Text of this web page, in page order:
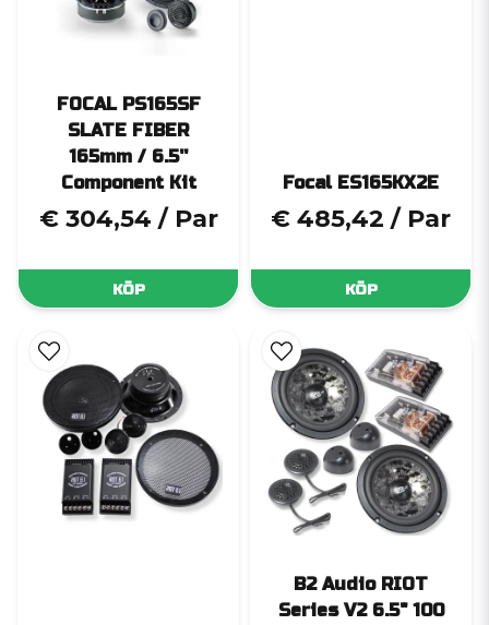
FOCAL PS165SF
SLATE FIBER
165mm / 6.5''
Component Kit
€ 304,54 / Par
KÖP
Focal ES165KX2E
€ 485,42 / Par
KÖP
B2 Audio RIOT
Series V2 6.5" 100